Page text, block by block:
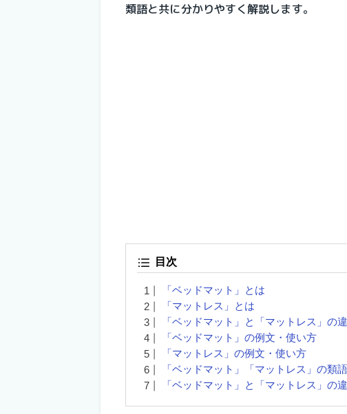
類語と共に分かりやすく解説します。
目次
「ベッドマット」とは
「マットレス」とは
「ベッドマット」と「マットレス」の
「ベッドマット」の例文・使い方
「マットレス」の例文・使い方
「ベッドマット」「マットレス」の類
「ベッドマット」と「マットレス」の